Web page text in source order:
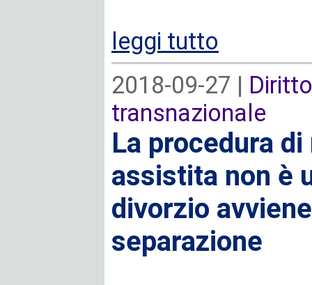
leggi tutto
2018-09-27 |
transnazionale
La procedura
assistita non è
divorzio
separazione